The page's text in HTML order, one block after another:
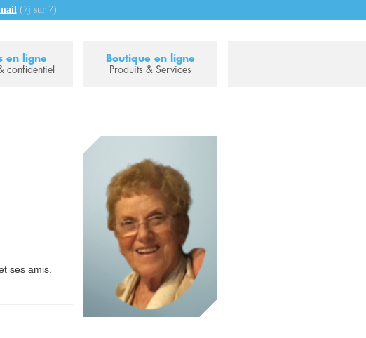
(7j sur 7)
en ligne
confidentiel
Boutique en ligne
Produits & Services
ses amis.